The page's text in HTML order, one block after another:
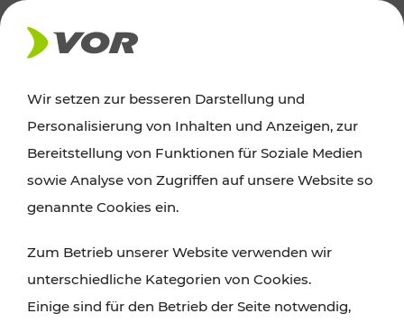
AKTUELLES
Ausflugstipps
Wien, Niederösterreich und das Burgenland
Wanderungen, Kultur und Gastronomie,
Radtouren oder purer Naturgenuss – viele
Attraktionen sind mit den Ticket- und Fahrplan-
Wir setzen zur besseren Darstellung und
Personalisierung von Inhalten und Anzeigen, zur
Bereitstellung von Funktionen für Soziale Medien
sowie Analyse von Zugriffen auf unsere Website so
genannte Cookies ein.
Zum Betrieb unserer Website verwenden wir
unterschiedliche Kategorien von Cookies.
Einige sind für den Betrieb der Seite notwendig,